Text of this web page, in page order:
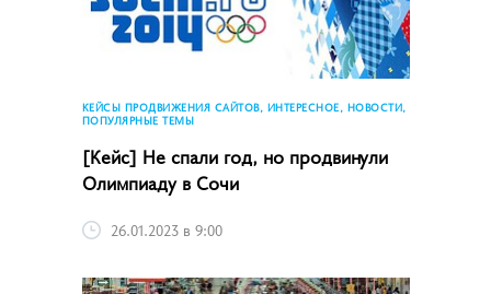
КЕЙСЫ ПРОДВИЖЕНИЯ САЙТОВ, ИНТЕРЕСНОЕ, НОВОСТИ,
ПОПУЛЯРНЫЕ ТЕМЫ
[Кейс] Не спали год, но продвинули
Олимпиаду в Сочи
26.01.2023 в 9:00